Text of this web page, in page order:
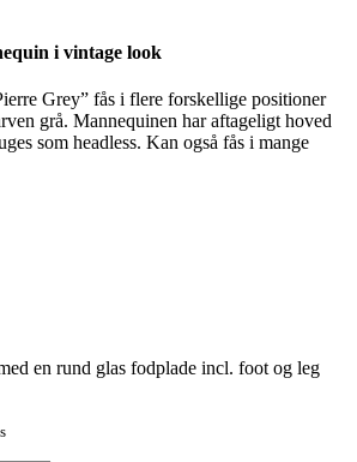
i vintage look
Grey” fås i flere forskellige positioner
grå. Mannequinen har aftageligt hoved
som headless. Kan også fås i mange
en rund glas fodplade incl. foot og leg